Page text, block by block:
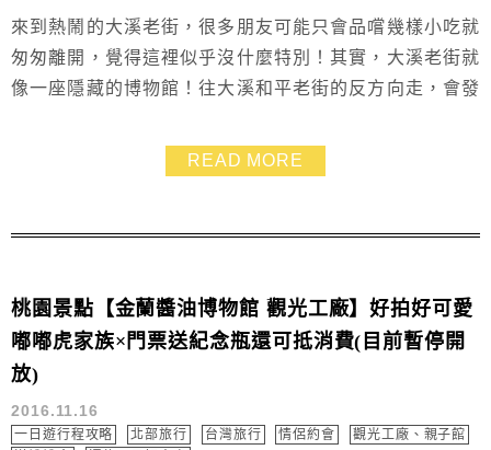
來到熱鬧的大溪老街，很多朋友可能只會品嚐幾樣小吃就
匆匆離開，覺得這裡似乎沒什麼特別！其實，大溪老街就
像一座隱藏的博物館！往大溪和平老街的反方向走，會發
有保存完好的復古建築，各館展現不同主題，知識豐富又
能讓孩子們學到很多東西，重點是，這裡每個角落都超適
看這篇
READ MORE
桃園景點【金蘭醬油博物館 觀光工廠】好拍好可愛
嘟嘟虎家族×門票送紀念瓶還可抵消費(目前暫停開
放)
2016.11.16
一日遊行程攻略 北部旅行 台灣旅行 情侶約會
觀光工廠、親子館